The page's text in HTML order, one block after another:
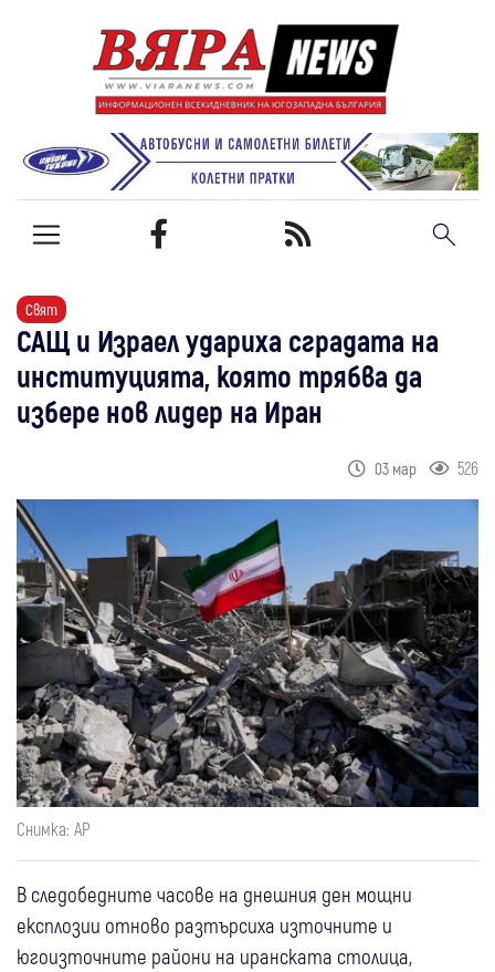
Свят
САЩ и Израел удариха сградата на
институцията, която трябва да
избере нов лидер на Иран
03 мар 526
Снимка: АР
В следобедните часове на днешния ден мощни
експлозии отново разтърсиха източните и
югоизточните райони на иранската столица,